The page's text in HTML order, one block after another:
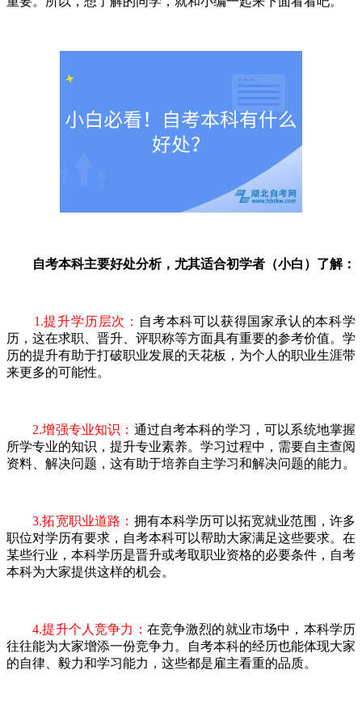
自考本科主要好处分析，尤其适合初学者（小白）了解：
1.提升学历层次： 自考本科可以获得国家承认的本科学
历，这在求职、晋升、评职称等方面具有重要的参考价值。学
历的提升有助于打破职业发展的天花板，为个人的职业生涯带
来更多的可能性。
2.增强专业知识： 通过自考本科的学习，可以系统地掌握
所学专业的知识，提升专业素养。学习过程中，需要自主查阅
资料、解决问题，这有助于培养自主学习和解决问题的能力。
3.拓宽职业道路： 拥有本科学历可以拓宽就业范围，许多
职位对学历有要求，自考本科可以帮助大家满足这些要求。在
某些行业，本科学历是晋升或考取职业资格的必要条件，自考
本科为大家提供这样的机会。
4.提升个人竞争力： 在竞争激烈的就业市场中，本科学历
往往能为大家增添一份竞争力。自考本科的经历也能体现大家
的自律、毅力和学习能力，这些都是雇主看重的品质。